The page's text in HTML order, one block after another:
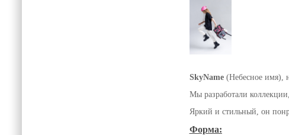
SkyName(Небесное имя),
Мы разработали
Яркий и стильный, он
Форма: